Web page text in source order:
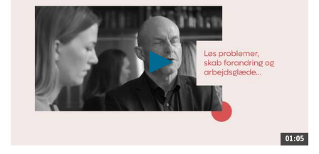
01:05